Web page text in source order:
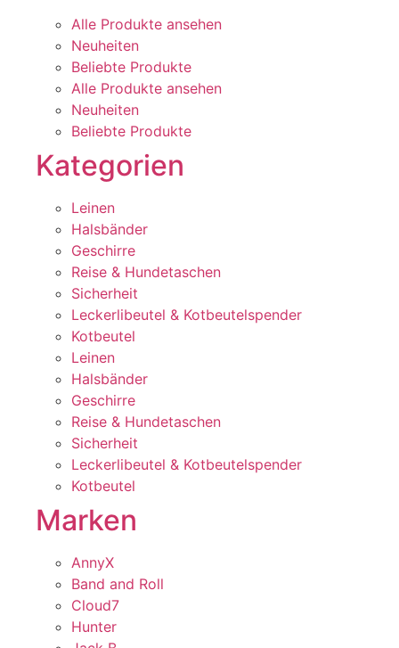
Alle Produkte ansehen
Neuheiten
Beliebte Produkte
Alle Produkte ansehen
Neuheiten
Beliebte Produkte
Kategorien
Leinen
Halsbänder
Geschirre
Reise & Hundetaschen
Sicherheit
Leckerlibeutel & Kotbeutelspender
Kotbeutel
Leinen
Halsbänder
Geschirre
Reise & Hundetaschen
Sicherheit
Leckerlibeutel & Kotbeutelspender
Kotbeutel
Marken
AnnyX
Band and Roll
Cloud7
Hunter